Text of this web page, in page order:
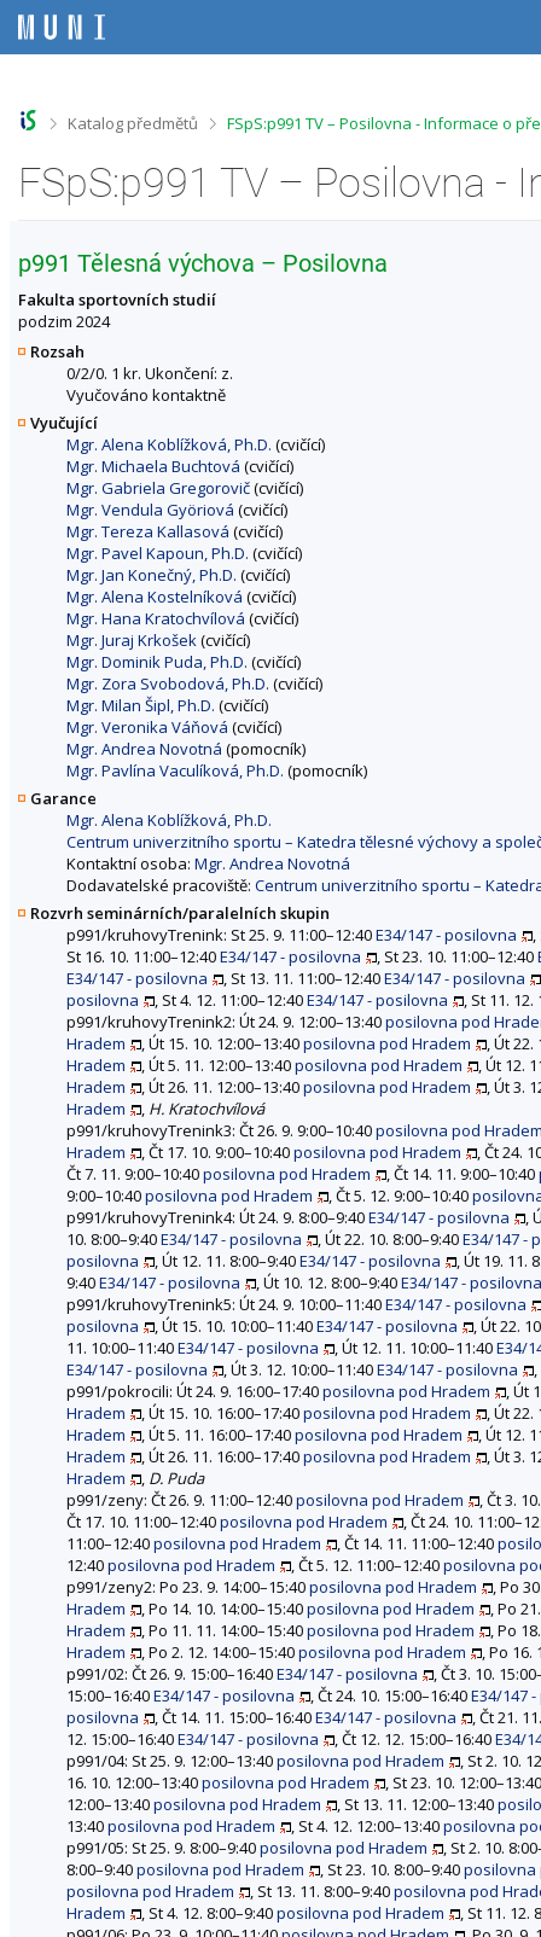
e
e
e
e
>Katalog předmětů >
FSpS:p991 TV – Posilovna - Informace o
FSpS:p991 TV – Posilovna -
p991 Tělesná výchova – Posilovna
Fakulta sportovních studií
podzim 2024
Rozsah
0/2/0. 1 kr. Ukončení: z.
Vyučováno kontaktně
Vyučující
Mgr. Alena Koblížková, Ph.D. (cvičící)
Mgr. Michaela Buchtová (cvičící)
Mgr. Gabriela Gregorovič(cvičící)
Mgr. Vendula Györiová (cvičící)
Mgr. Tereza Kallasová (cvičící)
Mgr. Pavel Kapoun, Ph.D. (cvičící)
Mgr. Jan Konečný, Ph.D. (cvičící)
Mgr. Alena Kostelníková (cvičící)
Mgr. Hana Kratochvílová (cvičící)
Mgr. Juraj Krkošek(cvičící)
Mgr. Dominik Puda, Ph.D. (cvičící)
Mgr. Zora Svobodová, Ph.D. (cvičící)
Mgr. Milan Šipl, Ph.D. (cvičící)
Mgr. Veronika Váňová (cvičící)
Mgr. Andrea Novotná (pomocník)
Mgr. Pavlína Vaculíková, Ph.D. (pomocník)
Garance
Mgr. Alena Koblížková, Ph.D.
Centrum univerzitního sportu – Katedra tělesné výchovy a
Kontaktní osoba: Mgr. Andrea Novotná
Dodavatelské pracoviště: Centrum univerzitního sportu –
Rozvrh seminárních/paralelních skupin
p991/kruhovyTrenink: St 25. 9. 11:00–12:40E34/147 - posilovna
,
St 16. 10. 11:00–12:40E34/147 - posilovna , St 23. 10. 11:00–12:40
E34/147 - posilovna
, St 13. 11. 11:00–12:40E34/147 - posilovna
posilovna
, St 4. 12. 11:00–12:40E34/147 - posilovna
, St 11.
p991/kruhovyTrenink2: Út 24. 9. 12:00–13:40posilovna pod
Hradem
, Út 15. 10. 12:00–13:40posilovna pod Hradem
, Út 22.
Hradem
, Út 5. 11. 12:00–13:40posilovna pod Hradem
, Út 12.
Hradem
, Út 26. 11. 12:00–13:40posilovna pod Hradem
, Út 3.
Hradem
, H. Kratochvílová
p991/kruhovyTrenink3: Čt 26. 9. 9:00–10:40posilovna pod
Hradem
, Čt 17. 10. 9:00–10:40posilovna pod Hradem
, Čt 24.
Čt 7. 11. 9:00–10:40posilovna pod Hradem , Čt 14. 11. 9:00–10:40
9:00–10:40posilovna pod Hradem , Čt 5. 12. 9:00–10:40
p991/kruhovyTrenink4: Út 24. 9. 8:00–9:40E34/147 - posilovna
,
10. 8:00–9:40E34/147 - posilovna , Út 22. 10. 8:00–9:40E34/147 -
posilovna
, Út 12. 11. 8:00–9:40E34/147 - posilovna
, Út 19. 11.
9:40E34/147 - posilovna , Út 10. 12. 8:00–9:40E34/147 - posilovna
p991/kruhovyTrenink5: Út 24. 9. 10:00–11:40E34/147 - posilovna
posilovna
, Út 15. 10. 10:00–11:40E34/147 - posilovna
, Út 22.
11. 10:00–11:40E34/147 - posilovna , Út 12. 11. 10:00–11:40E34/
E34/147 - posilovna
, Út 3. 12. 10:00–11:40E34/147 - posilovna
p991/pokrocili: Út 24. 9. 16:00–17:40posilovna pod Hradem
, Út
Hradem
, Út 15. 10. 16:00–17:40posilovna pod Hradem
, Út 22.
Hradem
, Út 5. 11. 16:00–17:40posilovna pod Hradem
, Út 12.
Hradem
, Út 26. 11. 16:00–17:40posilovna pod Hradem
, Út 3.
Hradem
, D. Puda
p991/zeny: Čt 26. 9. 11:00–12:40posilovna pod Hradem
, Čt 3.
Čt 17. 10. 11:00–12:40posilovna pod Hradem
, Čt 24. 10.
11:00–12:40posilovna pod Hradem , Čt 14. 11. 11:00–12:40
12:40posilovna pod Hradem , Čt 5. 12. 11:00–12:40posilovna
p991/zeny2: Po 23. 9. 14:00–15:40posilovna pod Hradem
, Po
Hradem
, Po 14. 10. 14:00–15:40posilovna pod Hradem
, Po
Hradem
, Po 11. 11. 14:00–15:40posilovna pod Hradem
, Po
Hradem
, Po 2. 12. 14:00–15:40posilovna pod Hradem
, Po 16.
p991/02: Čt 26. 9. 15:00–16:40E34/147 - posilovna
, Čt 3. 10.
15:00–16:40E34/147 - posilovna , Čt 24. 10. 15:00–16:40E34/147
posilovna
, Čt 14. 11. 15:00–16:40E34/147 - posilovna
, Čt 21.
12. 15:00–16:40E34/147 - posilovna , Čt 12. 12. 15:00–16:40E34/
p991/04: St 25. 9. 12:00–13:40posilovna pod Hradem
, St 2. 10.
16. 10. 12:00–13:40posilovna pod Hradem
, St 23. 10.
12:00–13:40posilovna pod Hradem , St 13. 11. 12:00–13:40
13:40posilovna pod Hradem , St 4. 12. 12:00–13:40posilovna
p991/05: St 25. 9. 8:00–9:40posilovna pod Hradem
, St 2. 10.
8:00–9:40posilovna pod Hradem , St 23. 10. 8:00–9:40posilovna
posilovna pod Hradem
, St 13. 11. 8:00–9:40posilovna pod
Hradem
, St 4. 12. 8:00–9:40posilovna pod Hradem
, St 11. 12.